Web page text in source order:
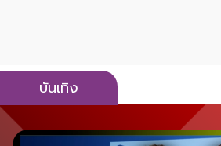
บันเทิง